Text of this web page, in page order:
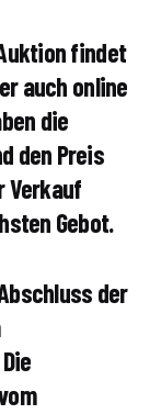
findet
auch online
die
den Preis
Verkauf
Gebot.
der